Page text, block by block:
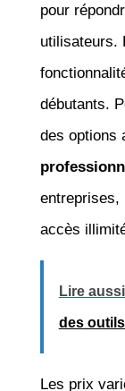
pour
utilisateurs.
débutants.
des options
entreprises,
accès
Lire
des
Les prix